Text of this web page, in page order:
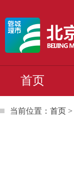
首页
当前位置： 首页 >